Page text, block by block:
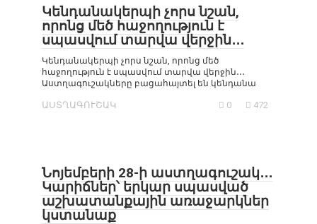
Կենդանակերպի չորս նշան,
որոնց մեծ հաջողություն է
սպասվում տարվա վերջին․․․
Կենդանակերպի չորս նշան, որոնց մեծ
հաջողություն է սպասվում տարվա վերջին․․․
Աստղագուշակները բացահայտել են կենդանա
ԱՍՏՂԱԳՈՒՇԱԿ 0 472
Նոյեմբերի 28-ի աստղագուշակ․․․
Կարիճներ՝ երկար սպասված
աշխատանքային առաջարկներ
կստանաք